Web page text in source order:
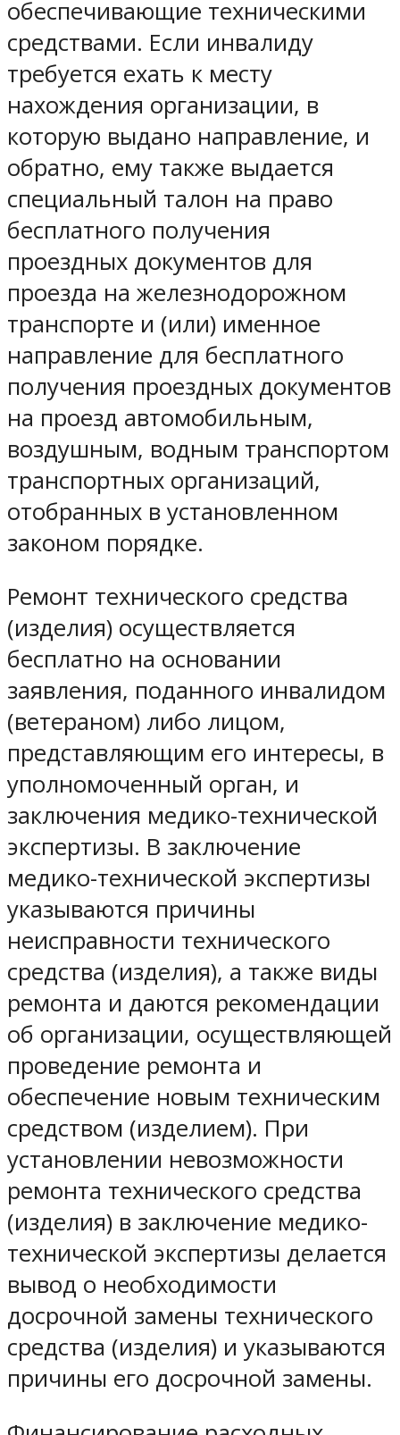
обеспечивающие техническими
средствами. Если инвалиду
требуется ехать к месту
нахождения организации, в
которую выдано направление, и
обратно, ему также выдается
специальный талон на право
бесплатного получения
проездных документов для
проезда на железнодорожном
транспорте и (или) именное
направление для бесплатного
получения проездных документов
на проезд автомобильным,
воздушным, водным транспортом
транспортных организаций,
отобранных в установленном
законом порядке.
Ремонт технического средства
(изделия) осуществляется
бесплатно на основании
заявления, поданного инвалидом
(ветераном) либо лицом,
представляющим его интересы, в
уполномоченный орган, и
заключения медико-технической
экспертизы. В заключение
медико-технической экспертизы
указываются причины
неисправности технического
средства (изделия), а также виды
ремонта и даются рекомендации
об организации, осуществляющей
проведение ремонта и
обеспечение новым техническим
средством (изделием). При
установлении невозможности
ремонта технического средства
(изделия) в заключение медико-
технической экспертизы делается
вывод о необходимости
досрочной замены технического
средства (изделия) и указываются
причины его досрочной замены.